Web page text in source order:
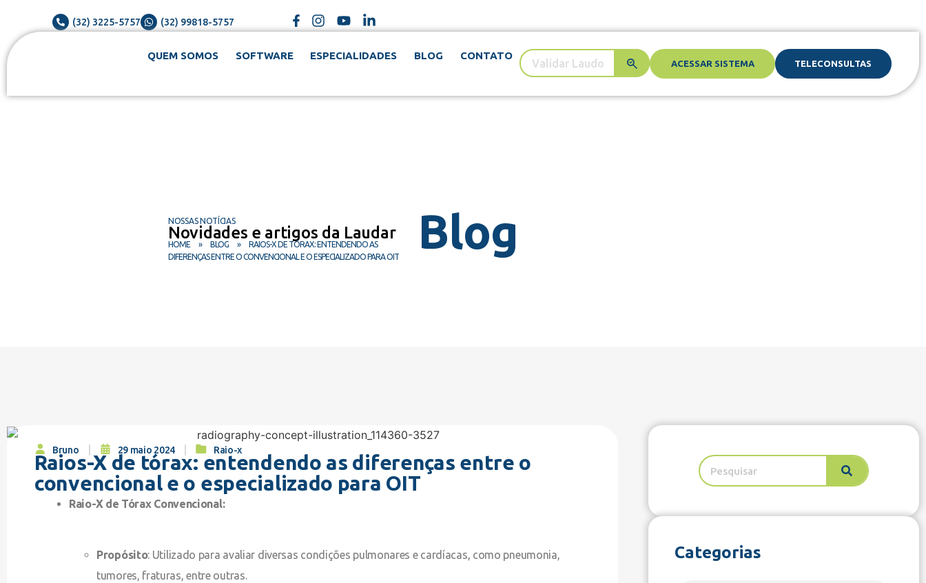
(32) 3225-5757 (32) 99818-5757
QUEM SOMOS SOFTWARE ESPECIALIDADES BLOG CONTATO
ACESSAR SISTEMA TELECONSULTAS
NOSSAS NOTÍCIAS
Novidades e artigos da Laudar
HOME » BLOG »
RAIOS-X DE TÓRAX: ENTENDENDO AS
DIFERENÇAS ENTRE O CONVENCIONAL E O ESPECIALIZADO PARA OIT
Blog
Bruno 29 maio 2024 Raio-x
Raios-X de tórax: entendendo as diferenças entre o
convencional e o especializado para OIT
Raio-X de Tórax Convencional:
Propósito: Utilizado para avaliar diversas condições pulmonares e cardíacas, como pneumonia,
tumores, fraturas, entre outras.
Categorias